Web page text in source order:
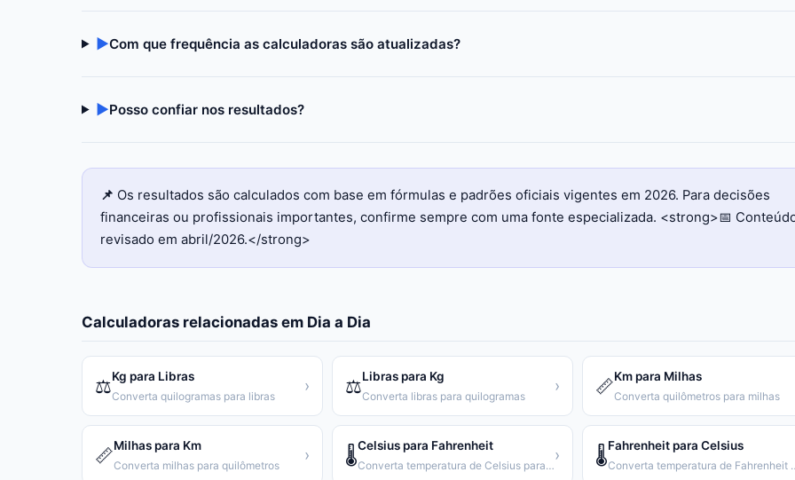
▶Com que frequência as calculadoras são atualizadas?
▶Posso confiar nos resultados?
📌 Os resultados são calculados com base em fórmulas e padrões oficiais vigentes em 2026. Para decisões
financeiras ou profissionais importantes, confirme sempre com uma fonte especializada. <strong>📅
revisado em abril/2026.</strong>
Calculadoras relacionadas em Dia a Dia
⚖️Kg para Libras
Converta quilogramas para libras
› ⚖️Libras para Kg
Converta libras para quilogramas
› 📏Km para Milhas
Converta quilômetros para milhas
📏Milhas para Km
Converta milhas para quilômetros
› 🌡️Celsius para Fahrenheit
Converta temperatura de Celsius para Fahrenheit
› 🌡️Fahrenheit para Celsius
Converta